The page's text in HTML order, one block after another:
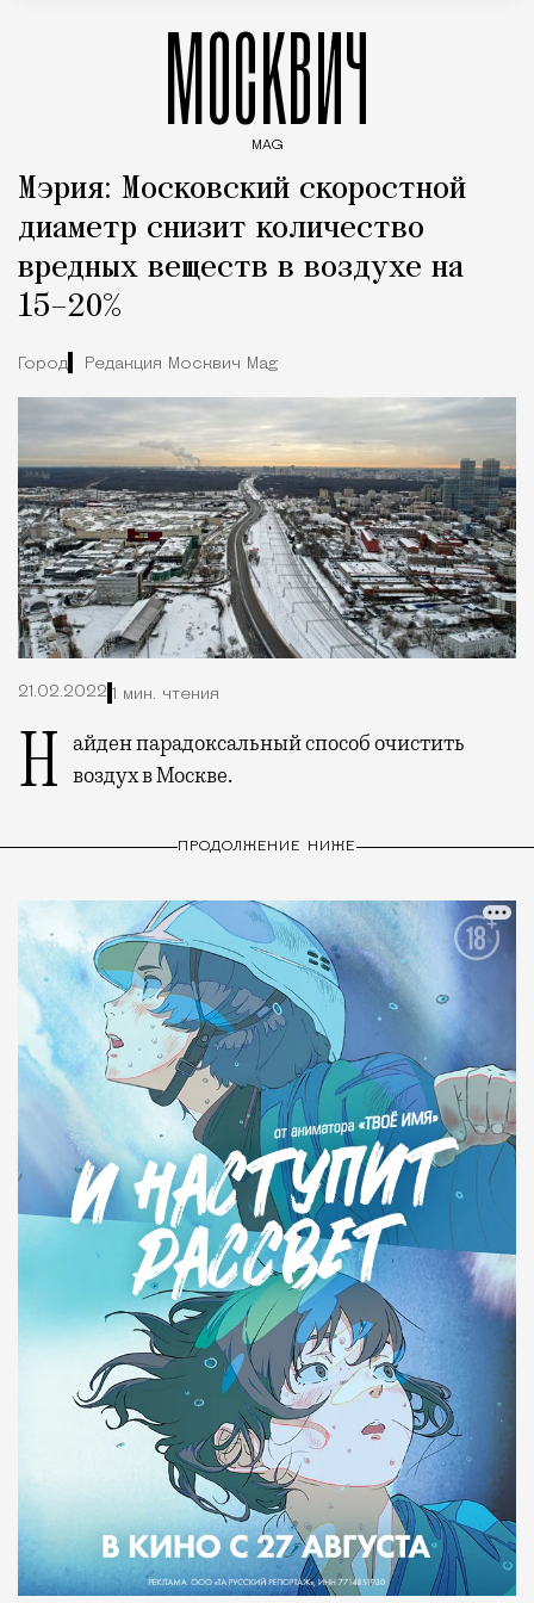
МОСКВИЧ
MAG
Мэрия: Московский скоростной
диаметр снизит количество
вредных веществ в воздухе на
15–20%
Город Редакция Москвич Mag
21.02.2022 1 мин. чтения
Найден парадоксальный способ очистить воздух в Москве.
ПРОДОЛЖЕНИЕ НИЖЕ